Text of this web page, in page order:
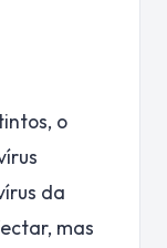
o
da
mas